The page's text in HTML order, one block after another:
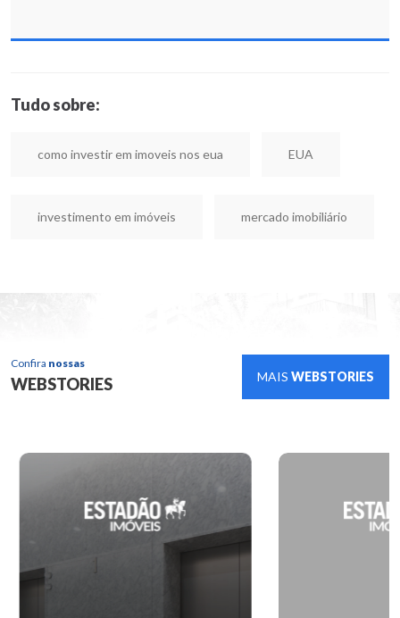
Tudo sobre:
como investir em imoveis nos eua EUA
investimento em imóveis mercado imobiliário
Confira nossas
WEBSTORIES MAIS WEBSTORIES